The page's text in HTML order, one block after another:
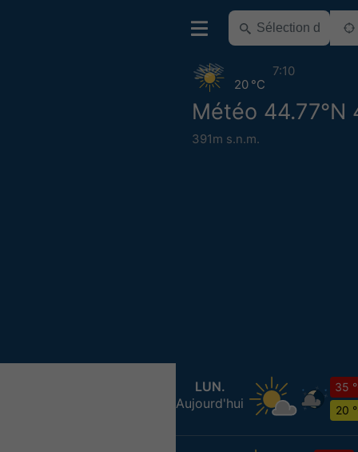
Météo 44.77°N
391m s.n.m.
20 °C
7:10
LUN.
Aujourd'hui
35
20